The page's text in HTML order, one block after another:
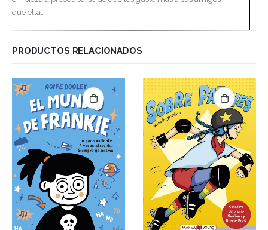
que ella…
PRODUCTOS RELACIONADOS